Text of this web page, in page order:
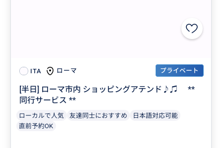
ITA ローマ プライベート
[半日] ローマ市内 ショッピングアテンド♪♫ **
同行サービス **
ローカルで人気 友達同士におすすめ
日本語対応可能
直前予約OK